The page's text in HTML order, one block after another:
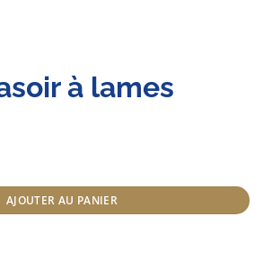
à lames
AJOUTER AU PANIER